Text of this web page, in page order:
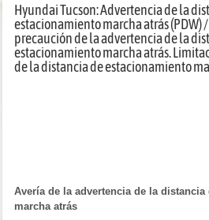
Hyundai Tucson: Advertencia de la
estacionamiento marcha atrás (PDW)
precaución de la advertencia de la
estacionamiento marcha atrás.
de la distancia de estacionamiento
Avería de la advertencia de la
marcha atrás